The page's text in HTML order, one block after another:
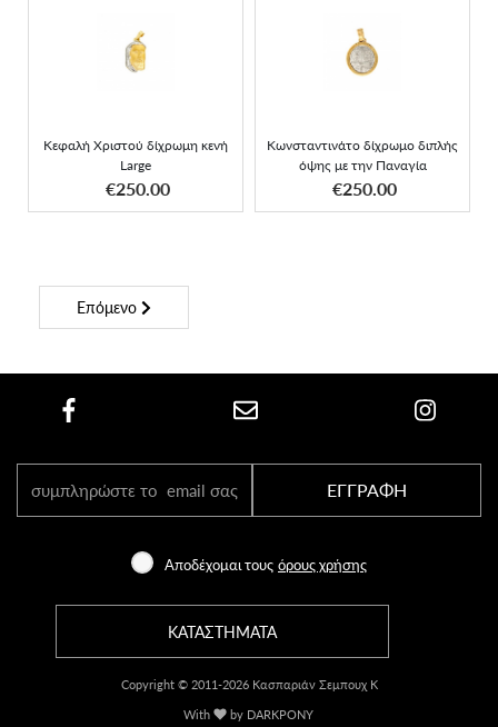
Κεφαλή Χριστού δίχρωμη κενή
Large
€250.00
Κεφαλή Χριστού δίχρωμη
κενή Large
ΑΠΟΚΤΗΣΕ ΤΟ
Κωνσταντινάτο δίχρωμο διπλής
όψης με την Παναγία
€250.00
Κωνσταντινάτο δίχρωμο
διπλής όψης με την
Παναγία
ΑΠΟΚΤΗΣΕ ΤΟ
Επόμενο
ΕΓΓΡΑΦΗ
Αποδέχομαι τους όρους χρήσης
ΚΑΤΑΣΤΗΜΑΤΑ
Copyright © 2011-2026 Κασπαριάν Σεμπουχ Κ
With
by DARKPONY